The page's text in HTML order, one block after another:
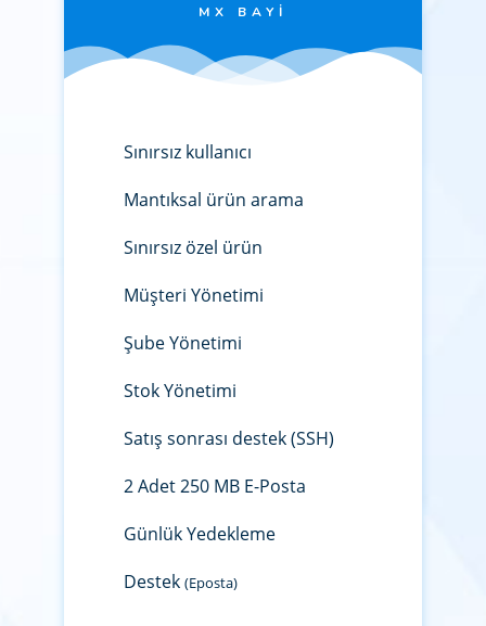
MX BAYI
Sınırsız kullanıcı
Mantıksal ürün arama
Sınırsız özel ürün
Müşteri Yönetimi
Şube Yönetimi
Stok Yönetimi
Satış sonrası destek (SSH)
2 Adet 250 MB E-Posta
Günlük Yedekleme
Destek (Eposta)